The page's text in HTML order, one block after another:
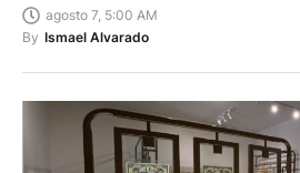
agosto 7, 5:00 AM
By Ismael Alvarado